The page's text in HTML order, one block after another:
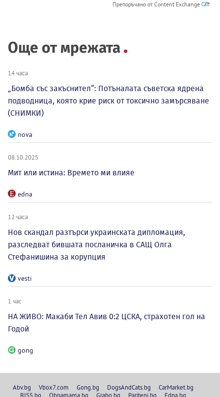
Препоръчано от Content Exchange
Още от мрежата
14 часа
„Бомба със закъснител“: Потъналата съветска ядрена
подводница, която крие риск от токсично замърсяване
(СНИМКИ)
nova
08.10.2025
Мит или истина: Времето ми влияе
edna
12 часа
Нов скандал разтърси украинската дипломация,
разследват бившата посланичка в САЩ Олга
Стефанишина за корупция
vesti
1 час
НА ЖИВО: Макаби Тел Авив 0:2 ЦСКА, страхотен гол на
Годой
gong
Abv.bg Vbox7.com Gong.bg DogsAndCats.bg
CarMarket.bg
BISS.bg
Ohnamama.bg Grabo.bg Pariteni.bg Edna.bg